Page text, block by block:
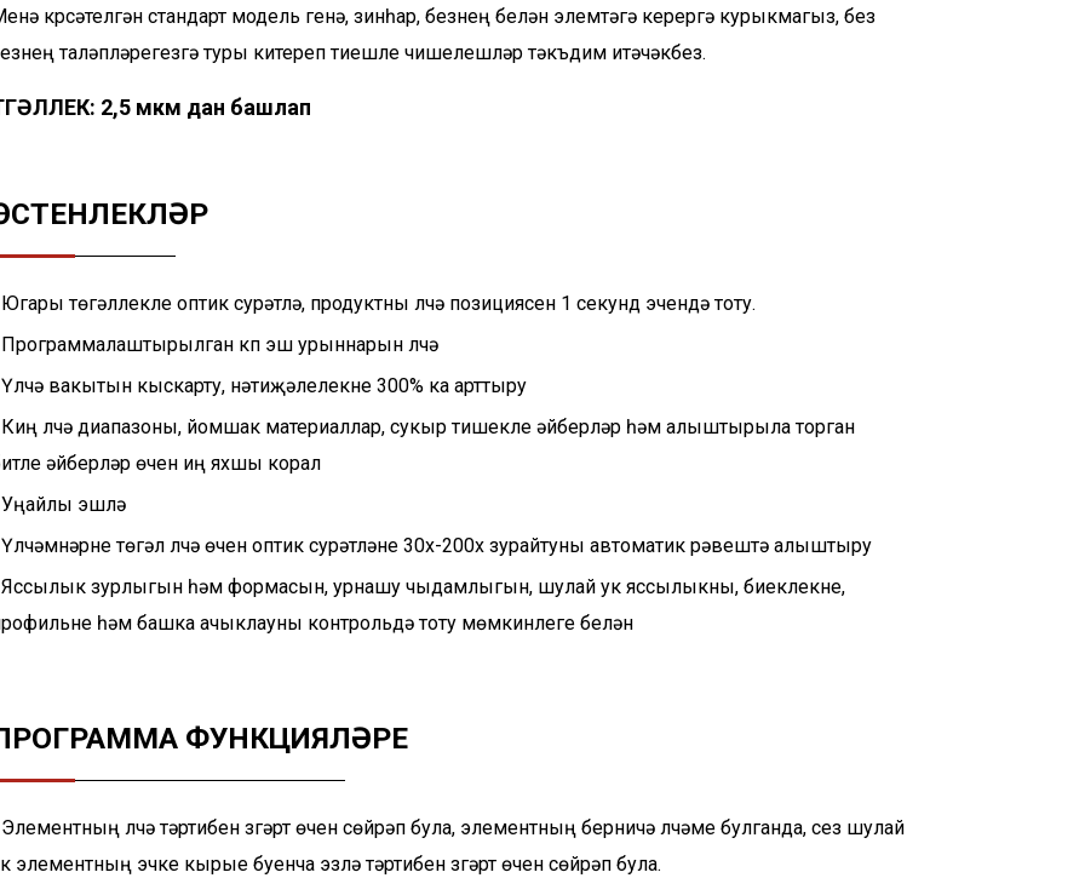
күрсәтелгән стандарт модель генә, зинһар, безнең белән элемтәгә керергә курыкмагыз, без
таләпләрегезгә туры китереп тиешле чишелешләр тәкъдим итәчәкбез.
2,5 мкм дан башлап
Югары төгәллекле оптик сурәтләү, продуктны үлчәү позициясен 1 секунд эчендә тоту.
Программалаштырылган күп эш урыннарын үлчәү
Үлчәү вакытын кыскарту, нәтиҗәлелекне 300% ка арттыру
Киң үлчәү диапазоны, йомшак материаллар, сукыр тишекле әйберләр һәм алыштырыла торган
әйберләр өчен иң яхшы корал
Уңайлы эшләү
Үлчәмнәрне төгәл үлчәү өчен оптик сурәтләүне 30х-200х зурайтуны автоматик рәвештә алыштыру
Яссылык зурлыгын һәм формасын, урнашу чыдамлыгын, шулай ук ​​яссылыкны, биеклекне,
һәм башка ачыклауны контрольдә тоту мөмкинлеге белән
ФУНКЦИЯЛӘРЕ
Элементның үлчәү тәртибен үзгәртү өчен сөйрәп була, элементның берничә үлчәме булганда, сез шулай
​​элементның эчке кырые буенча эзләү тәртибен үзгәртү өчен сөйрәп була.